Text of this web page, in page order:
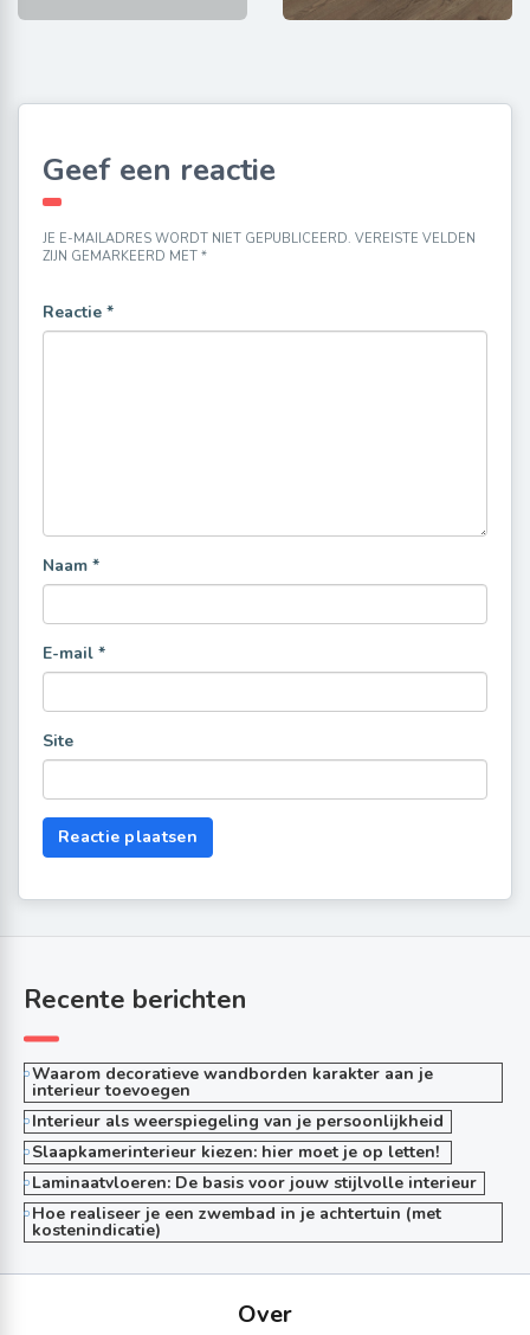
Geef een reactie
JE E-MAILADRES WORDT NIET GEPUBLICEERD. VEREISTE VELDEN
ZIJN GEMARKEERD MET *
Reactie *
Naam *
E-mail *
Site
Recente berichten
Waarom decoratieve wandborden karakter aan je
interieur toevoegen
Interieur als weerspiegeling van je persoonlijkheid
Slaapkamerinterieur kiezen: hier moet je op letten!
Laminaatvloeren: De basis voor jouw stijlvolle interieur
Hoe realiseer je een zwembad in je achtertuin (met
kostenindicatie)
Over